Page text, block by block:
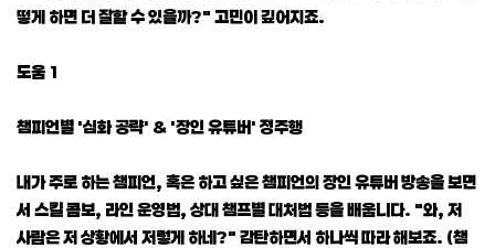
떻게 하면 더 잘할 수 있을까?" 고민이 깊어지죠.
도움 1
챔피언별 '심화 공략' & '장인 유튜버' 정주행
내가 주로 하는 챔피언, 혹은 하고 싶은 챔피언의 장인 유튜버 방송을 보면
서 스킬 콤보, 라인 운영법, 상대 챔프별 대처법 등을 배웁니다. "와, 저
사람은 저 상황에서 저렇게 하네?" 감탄하면서 하나씩 따라 해보죠. (챔